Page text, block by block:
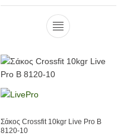
Σάκος Crossfit 10kgr Live Pro Β
8120-10